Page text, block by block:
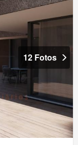
12 Fotos